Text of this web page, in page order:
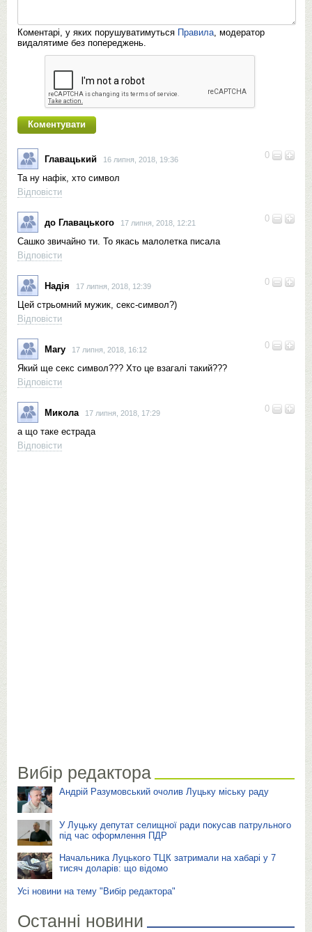
Коментарі, у яких порушуватимуться Правила, модератор
видалятиме без попереджень.
0
Главацький 16 липня, 2018, 19:36
Та ну нафік, хто символ
Відповісти
0
до Главацького 17 липня, 2018, 12:21
Сашко звичайно ти. То якась малолетка писала
Відповісти
0
Надія 17 липня, 2018, 12:39
Цей стрьомний мужик, секс-символ?)
Відповісти
0
Mary 17 липня, 2018, 16:12
Який ще секс символ??? Хто це взагалі такий???
Відповісти
0
Микола 17 липня, 2018, 17:29
а що таке естрада
Відповісти
Вибір редактора
Андрій Разумовський очолив Луцьку міську раду
У Луцьку депутат селищної ради покусав патрульного
під час оформлення ПДР
Начальника Луцького ТЦК затримали на хабарі у 7
тисяч доларів: що відомо
Усі новини на тему "Вибір редактора"
Останні новини